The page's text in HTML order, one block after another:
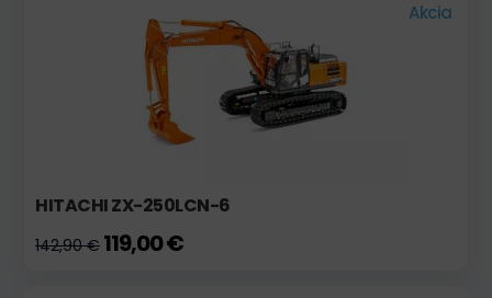
Akcia
HITACHI ZX-250LCN-6
142,90 € 119,00 €